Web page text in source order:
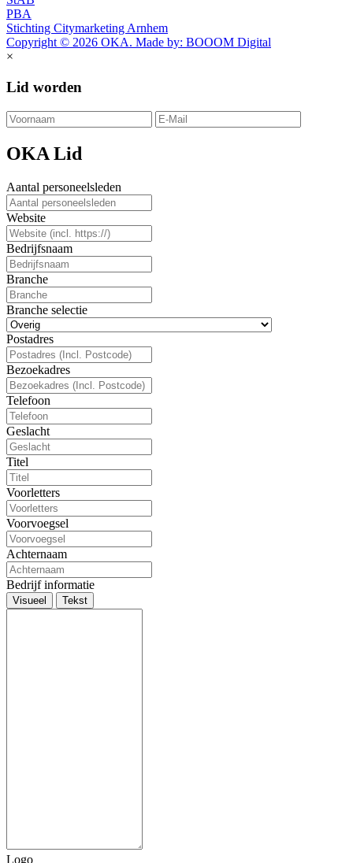
PBA
Stichting Citymarketing Arnhem
Copyright © 2026 OKA. Made by: BOOOM Digital
×
Lid worden
OKA Lid
Aantal personeelsleden
Website
Bedrijfsnaam
Branche
Branche selectie
Postadres
Bezoekadres
Telefoon
Geslacht
Titel
Voorletters
Voorvoegsel
Achternaam
Bedrijf informatie
Visueel Tekst
Logo